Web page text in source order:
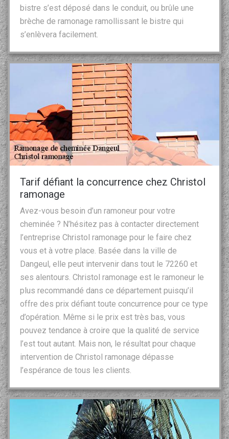
bistre s’est déposé dans le conduit, ou brûle une
brèche de ramonage ramollissant le bistre qui
s’enlèvera facilement.
Tarif défiant la concurrence chez Christol
ramonage
Avez-vous besoin d’un ramoneur pour votre
cheminée ? N’hésitez pas à contacter directement
l’entreprise Christol ramonage pour le faire chez
vous et à votre place. Basée dans la ville de
Dangeul, elle peut intervenir dans tout le 72260 et
ses alentours. Christol ramonage est le ramoneur le
plus recommandé dans ce département puisqu’il
offre des prix défiant toute concurrence pour ce type
d’opération. Même si le prix est très bas, vous
pouvez tendance à croire que la qualité de service
l’est tout autant. Mais non, le résultat pour chaque
intervention de Christol ramonage dépasse
l’espérance de tous les clients.